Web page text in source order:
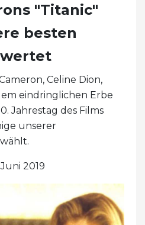
"Titanic"
besten
Celine Dion,
eindringlichen Erbe
Jahrestag des Films
unserer
2019